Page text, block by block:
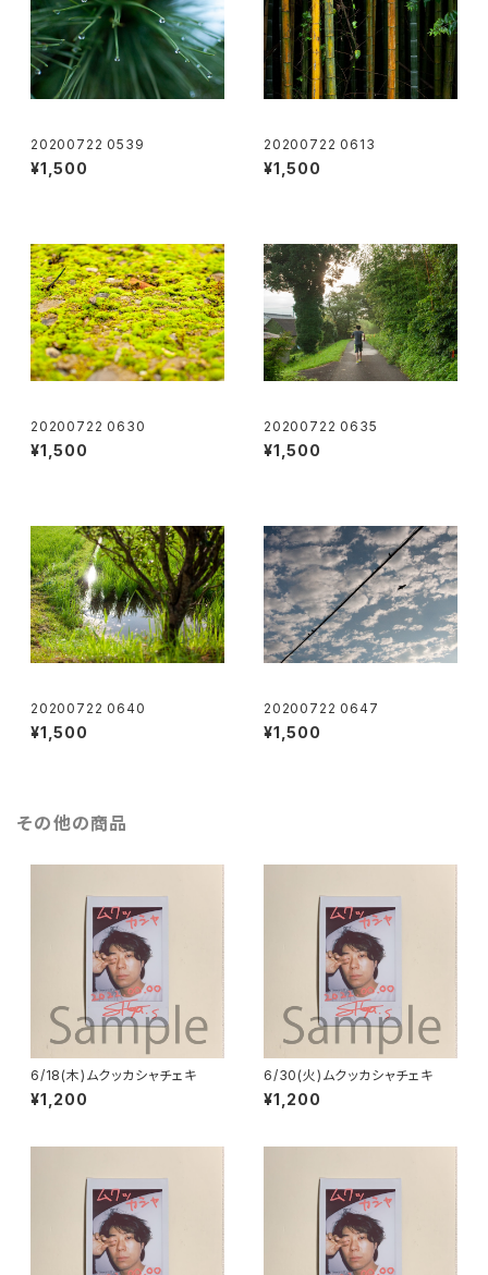
20200722 0539
¥1,500
20200722 0613
¥1,500
20200722 0630
¥1,500
20200722 0635
¥1,500
20200722 0640
¥1,500
20200722 0647
¥1,500
その他の商品
6/18(木)ムクッカシャチェキ
¥1,200
6/30(火)ムクッカシャチェキ
¥1,200